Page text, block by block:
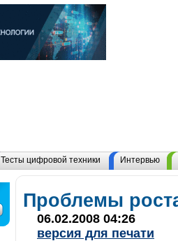
Тесты цифровой техники Интервью
Проблемы
06.02.2008 04:26
версия для печати